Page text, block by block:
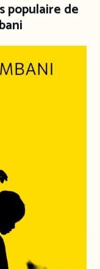
populaire de